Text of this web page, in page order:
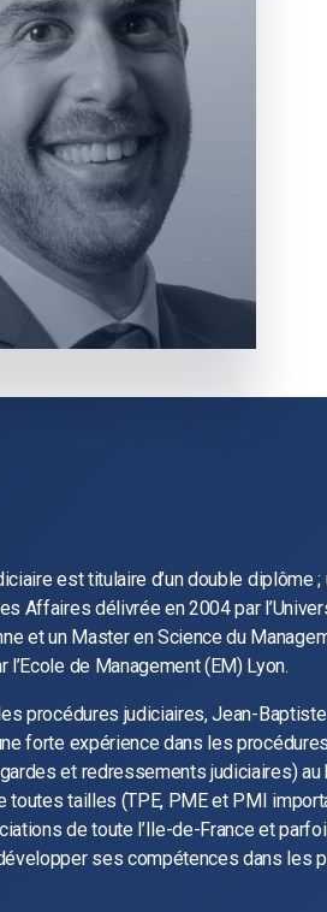
est titulaire d’un double diplôme ;
Affaires délivrée en 2004 par
et un Master en Science du
l’Ecole de Management (EM) Lyon.
procédures judiciaires, Jean-
forte expérience dans les procédures
et redressements judiciaires) au
toutes tailles (TPE, PME et PMI
de toute l’Ile-de-France et
ses compétences dans les